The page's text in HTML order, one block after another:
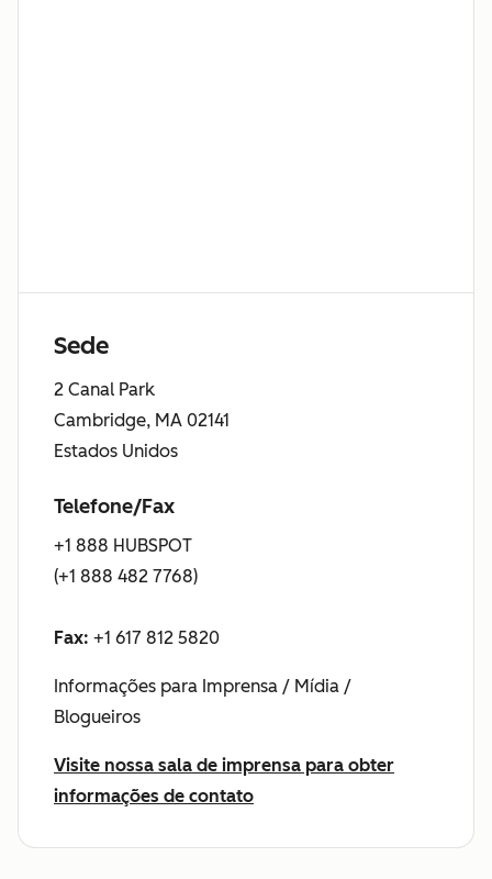
Sede
2 Canal Park
Cambridge, MA 02141
Estados Unidos
Telefone/Fax
+1 888 HUBSPOT
(+1 888 482 7768)
Fax: +1 617 812 5820
Informações para Imprensa / Mídia /
Blogueiros
Visite nossa sala de imprensa para obter
informações de contato